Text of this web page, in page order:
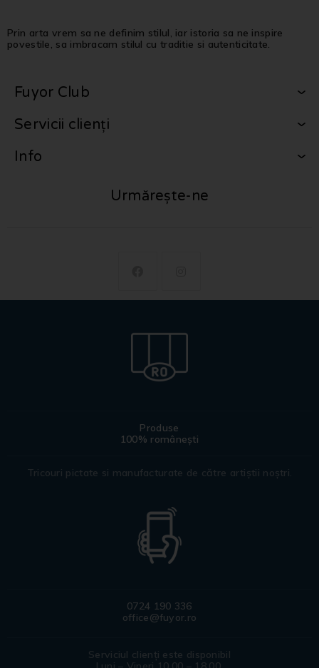
Prin arta vrem sa ne definim stilul, iar istoria sa ne inspire
povestile, sa imbracam stilul cu traditie si autenticitate.
Fuyor Club
Servicii clienți
Info
Urmărește-ne
Produse
100% românești
Tricouri pictate si manufacturate de către artiștii noștri.
0724 190 336
office@fuyor.ro
Serviciul clienți este disponibil